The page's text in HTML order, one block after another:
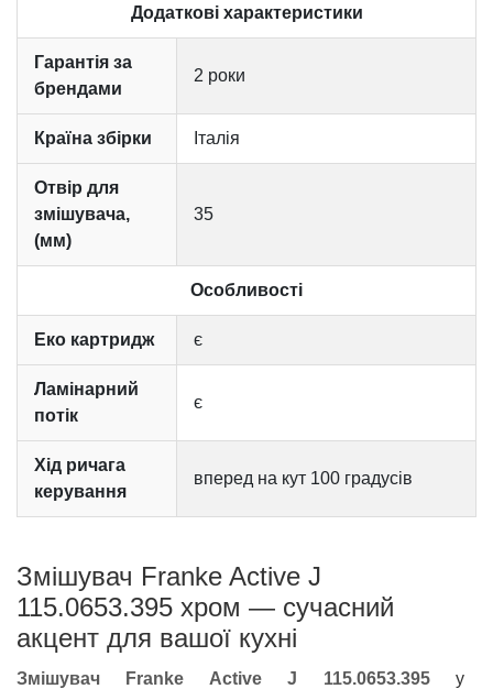
Додаткові характеристики
Гарантія за
брендами
2 роки
Країна збірки Італія
Отвір для
змішувача,
(мм)
35
Особливості
Еко картридж є
Ламінарний
потік
є
Хід ричага
керування
вперед на кут 100 градусів
Змішувач Franke Active J
115.0653.395 хром — сучасний
акцент для вашої кухні
Змішувач Franke Active J 115.0653.395у